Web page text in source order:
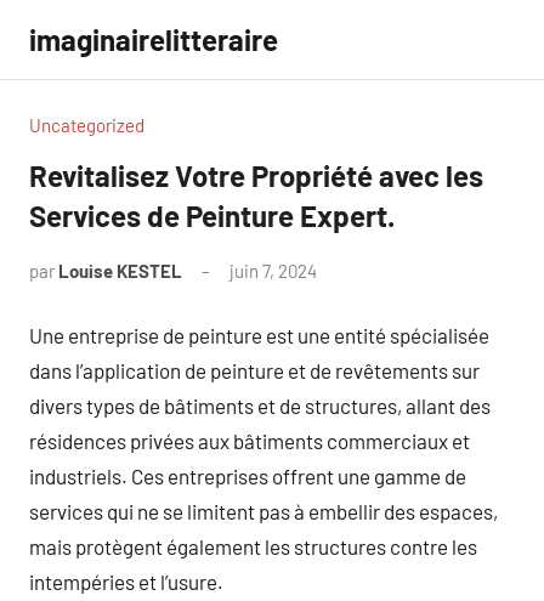
contenu
imaginairelitteraire
Uncategorized
Revitalisez Votre Propriété avec les
Services de Peinture Expert.
par Louise KESTEL juin 7, 2024
Une entreprise de peinture est une entité spécialisée
dans l’application de peinture et de revêtements sur
divers types de bâtiments et de structures, allant des
résidences privées aux bâtiments commerciaux et
industriels. Ces entreprises offrent une gamme de
services qui ne se limitent pas à embellir des espaces,
mais protègent également les structures contre les
intempéries et l’usure.